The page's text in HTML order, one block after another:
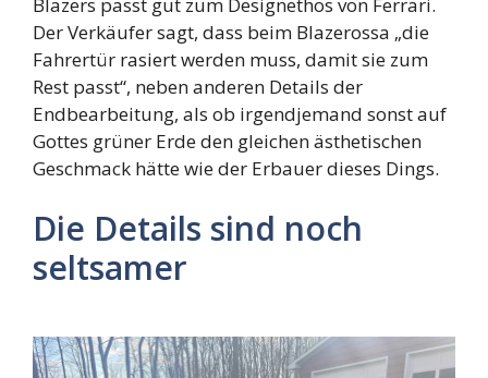
Der Verkäufer sagt, dass beim Blazerossa „die
Fahrertür rasiert werden muss, damit sie zum
Rest passt“, neben anderen Details der
Endbearbeitung, als ob irgendjemand sonst auf
Gottes grüner Erde den gleichen ästhetischen
Geschmack hätte wie der Erbauer dieses Dings.
Die Details sind noch
seltsamer